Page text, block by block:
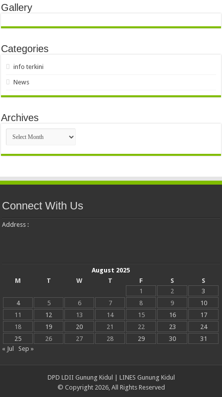
Gallery
Categories
info terkini
News
Archives
Archives
Connect With Us
Address :
August 2025
M
T W T F S
S
1
2
3
4
5 6 7 8 9
10
11
12 13 14 15 16
17
18
19 20 21 22 23
24
25
26 27 28 29 30
31
« Jul
Sep »
DPD LDII Gunung Kidul
LINES Gunung Kidul
© Copyright 2026, All Rights Reserved